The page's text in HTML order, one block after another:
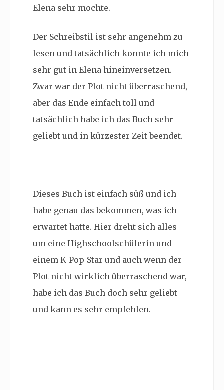
Elena sehr mochte.
Der Schreibstil ist sehr angenehm zu
lesen und tatsächlich konnte ich mich
sehr gut in Elena hineinversetzen.
Zwar war der Plot nicht überraschend,
aber das Ende einfach toll und
tatsächlich habe ich das Buch sehr
geliebt und in kürzester Zeit beendet.
Dieses Buch ist einfach süß und ich
habe genau das bekommen, was ich
erwartet hatte. Hier dreht sich alles
um eine Highschoolschülerin und
einem K-Pop-Star und auch wenn der
Plot nicht wirklich überraschend war,
habe ich das Buch doch sehr geliebt
und kann es sehr empfehlen.